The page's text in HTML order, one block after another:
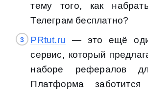
тему того, как
Телеграм бесплатно?
PRtut.ru — это ещё
сервис, который
наборе рефералов
Платформа